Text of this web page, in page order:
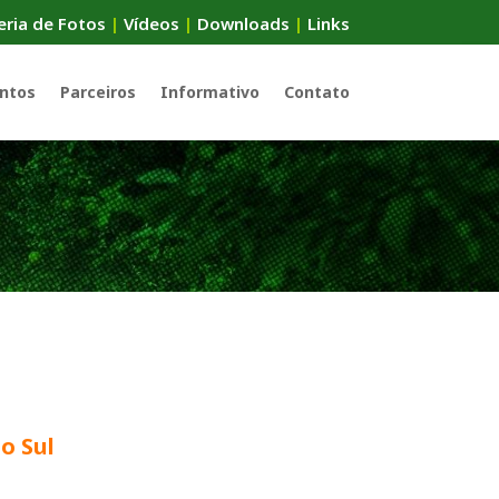
de Fotos | Vídeos | Downloads | Links
Parceiros Informativo Contato
Sul